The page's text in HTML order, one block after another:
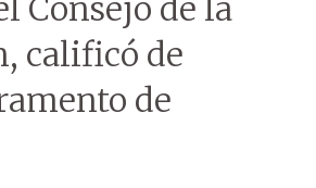
Consejo de la
calificó de
de